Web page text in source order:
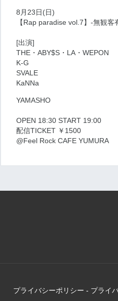
8月23日(日)
【Rap paradise vol.7】-無観客
[出演]
THE・ABY$S・LA・WEPON
K-G
SVALE
KaNNa
YAMASHO
OPEN 18:30 START 19:00
配信TICKET ￥1500
@Feel Rock CAFE YUMURA
プライバシーポリシー - プライ